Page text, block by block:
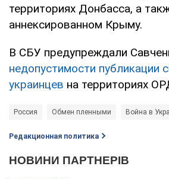
территориях Донбасса, а
аннексированном Крыму.
В СБУ предупреждали
недопустимости публикации
украинцев на территориях
Россия Обмен пленными Война в
Редакционная политика